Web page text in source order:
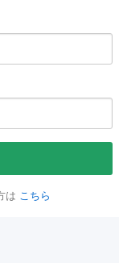
は こちら